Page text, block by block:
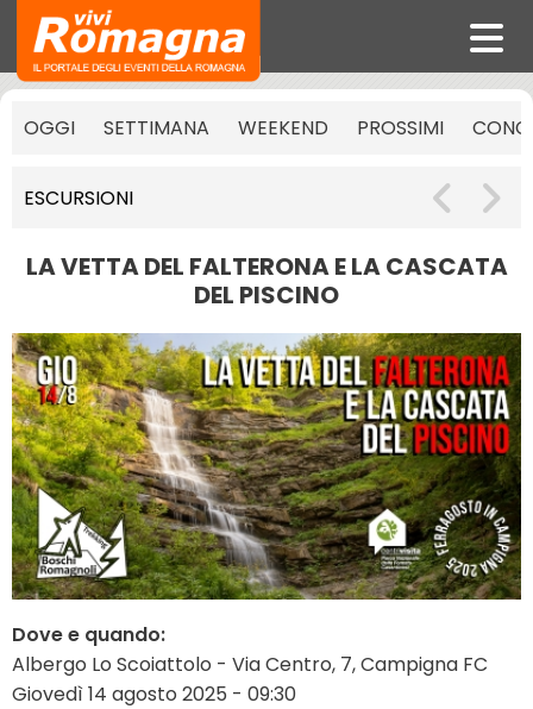
OGGI SETTIMANA WEEKEND PROSSIMI
ESCURSIONI
LA VETTA DEL FALTERONA E LA CASCATA
DEL PISCINO
Dove e quando:
Albergo Lo Scoiattolo - Via Centro, 7, Campigna FC
Giovedì 14 agosto 2025 - 09:30